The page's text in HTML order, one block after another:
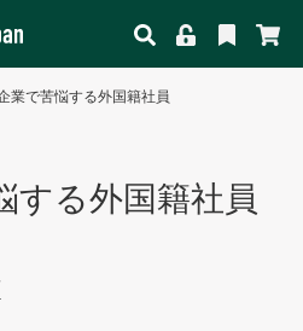
業で苦悩する外国籍社員
する外国籍社員